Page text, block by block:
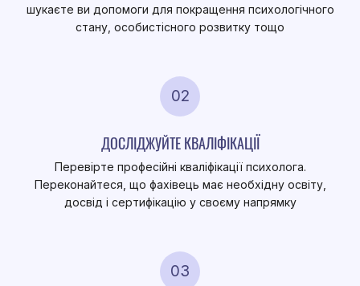
шукаєте ви допомоги для покращення психологічного
стану, особистісного розвитку тощо
02
ДОСЛІДЖУЙТЕ КВАЛІФІКАЦІЇ
Перевірте професійні кваліфікації психолога.
Переконайтеся, що фахівець має необхідну освіту,
досвід і сертифікацію у своєму напрямку
03